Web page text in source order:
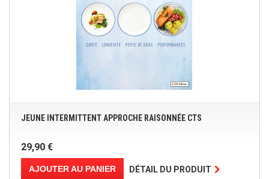
JEUNE INTERMITTENT APPROCHE RAISONNÉE CTS
29,90 €
AJOUTER AU PANIER DÉTAIL DU PRODUIT